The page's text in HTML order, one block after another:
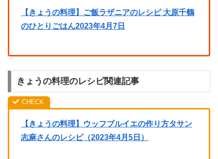
【きょうの料理】ご飯ラザニアのレシピ 大原千鶴
のひとりごはん2023年4月7日
きょうの料理のレシピ関連記事
【きょうの料理】ウッフブルイエの作り方タサン
志麻さんのレシピ（2023年4月5日）